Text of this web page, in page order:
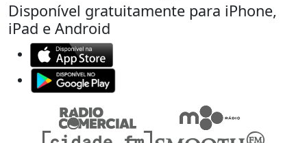
Disponível gratuitamente para iPhone,
iPad e Android